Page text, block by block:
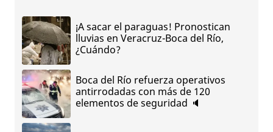
¡A sacar el paraguas! Pronostican
lluvias en Veracruz-Boca del Río,
¿Cuándo?
Boca del Río refuerza operativos
antirrodadas con más de 120
elementos de seguridad 🔈